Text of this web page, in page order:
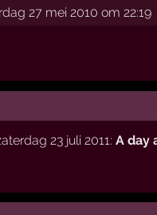
27 mei 2010 om 22:19
23 juli 2011: A day